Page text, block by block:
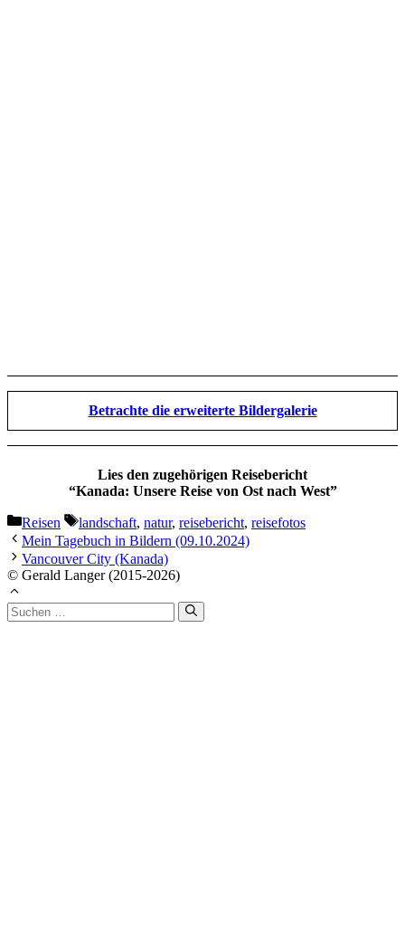
Betrachte die erweiterte Bildergalerie
Lies den zugehörigen Reisebericht
“Kanada: Unsere Reise von Ost nach West”
Kategorien
Reisen Schlagwörter
landschaft, natur, reisebericht, reisefotos
Mein Tagebuch in Bildern (09.10.2024)
Vancouver City (Kanada)
© Gerald Langer (2015-2026)
Suchen
nach: